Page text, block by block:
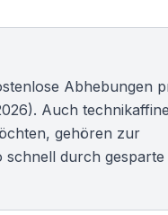
Abhebungen
Auch technikaffine
gehören zur
schnell durch gesparte